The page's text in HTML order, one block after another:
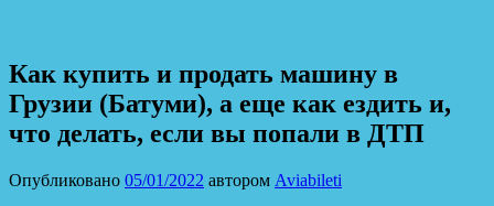
Как купить и продать машину в
Грузии (Батуми), а еще как ездить и,
что делать, если вы попали в ДТП
Опубликовано 05/01/2022 автором Aviabileti